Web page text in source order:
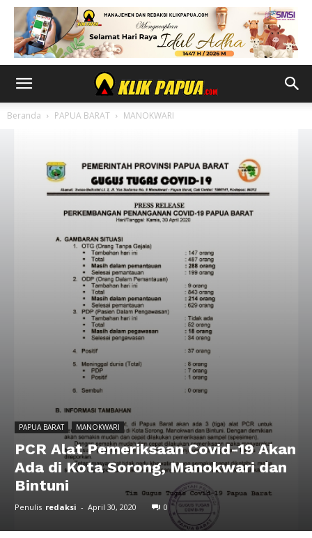
Beranda PAPUA BARAT MANOKWARI
PAPUA BARAT MANOKWARI
PCR Alat Pemeriksaan Covid-19 Akan
Ada di Kota Sorong, Manokwari dan
Bintuni
Penulis redaksi - April 30, 2020 0